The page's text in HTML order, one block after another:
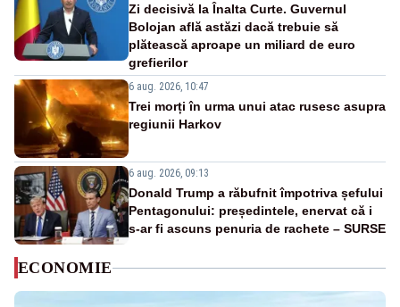
Zi decisivă la Înalta Curte. Guvernul
Bolojan află astăzi dacă trebuie să
plătească aproape un miliard de euro
grefierilor
6 aug. 2026, 10:47
Trei morți în urma unui atac rusesc asupra
regiunii Harkov
6 aug. 2026, 09:13
Donald Trump a răbufnit împotriva șefului
Pentagonului: președintele, enervat că i
s-ar fi ascuns penuria de rachete – SURSE
ECONOMIE